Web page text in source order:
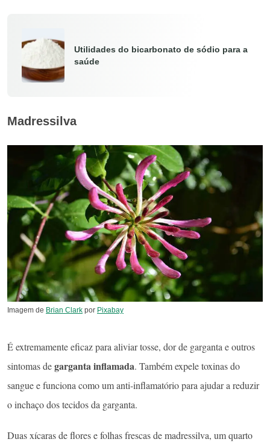
Utilidades do bicarbonato de sódio para a
saúde
Madressilva
Imagem de Brian Clark por Pixabay
É extremamente eficaz para aliviar tosse, dor de garganta e outros
sintomas degarganta inflamada. Também expele toxinas do
sangue e funciona como um anti-inflamatório para ajudar a reduzir
o inchaço dos tecidos da garganta.
Duas xícaras de flores e folhas frescas de madressilva, um quarto